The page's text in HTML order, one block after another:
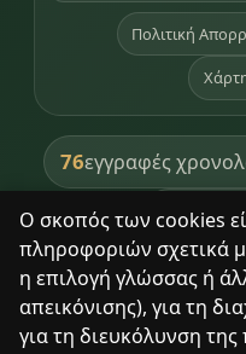
Ο σκοπός των cookies
πληροφοριών σχετικά
η επιλογή γλώσσας ή
απεικόνισης), για τη
για τη διευκόλυνση της
Πολιτική
76εγγραφές
391
8